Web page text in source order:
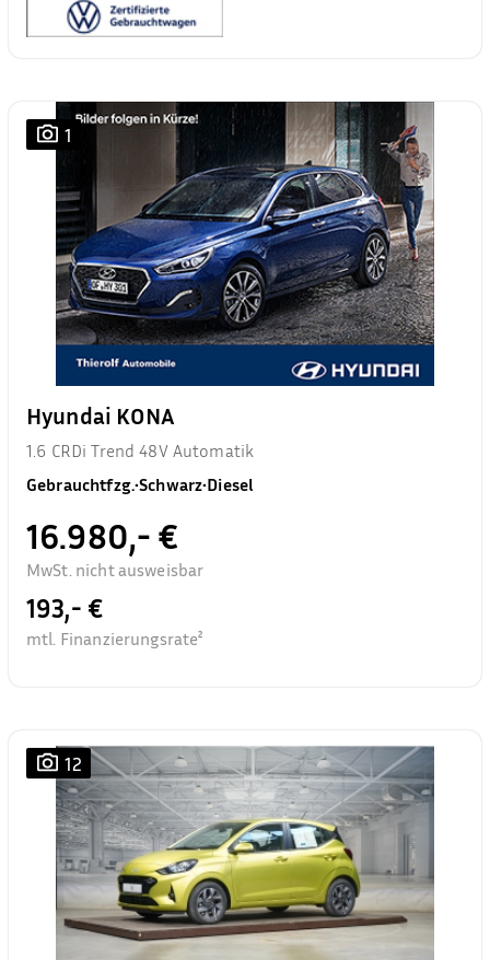
1
Hyundai KONA
1.6 CRDi Trend 48V Automatik
Gebrauchtfzg.•Schwarz•Diesel
16.980,- €
MwSt. nicht ausweisbar
193,- €
mtl. Finanzierungsrate²
12